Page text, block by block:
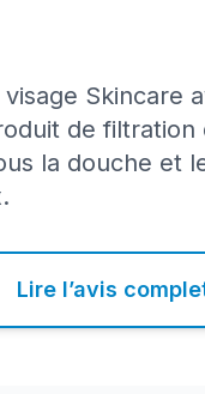
Skincare
de filtration
la douche et
Lire l’avis